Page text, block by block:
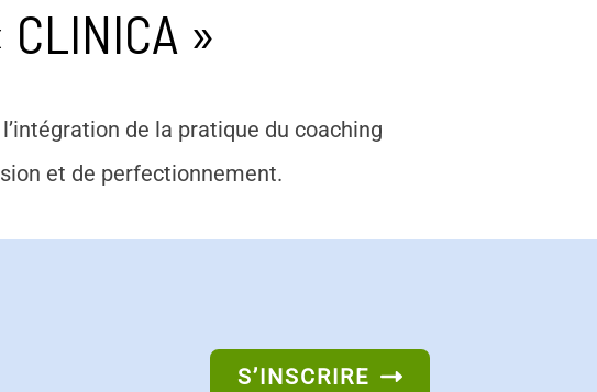
»
de la pratique du coaching
et de perfectionnement.
S’INSCRIRE